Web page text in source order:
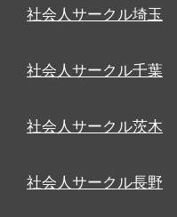
社会人サークル埼玉
社会人サークル千葉
社会人サークル茨木
社会人サークル長野